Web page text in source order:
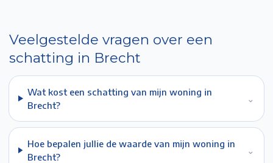
Veelgestelde vragen over een
schatting in Brecht
Wat kost een schatting van mijn woning in
Brecht?
⌄
Hoe bepalen jullie de waarde van mijn woning in
Brecht?
⌄